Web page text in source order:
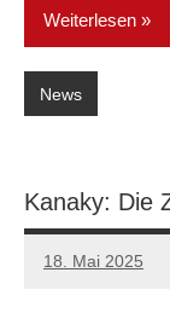
Weiterlesen
News
Kanaky: Die
18. Mai 2025
network